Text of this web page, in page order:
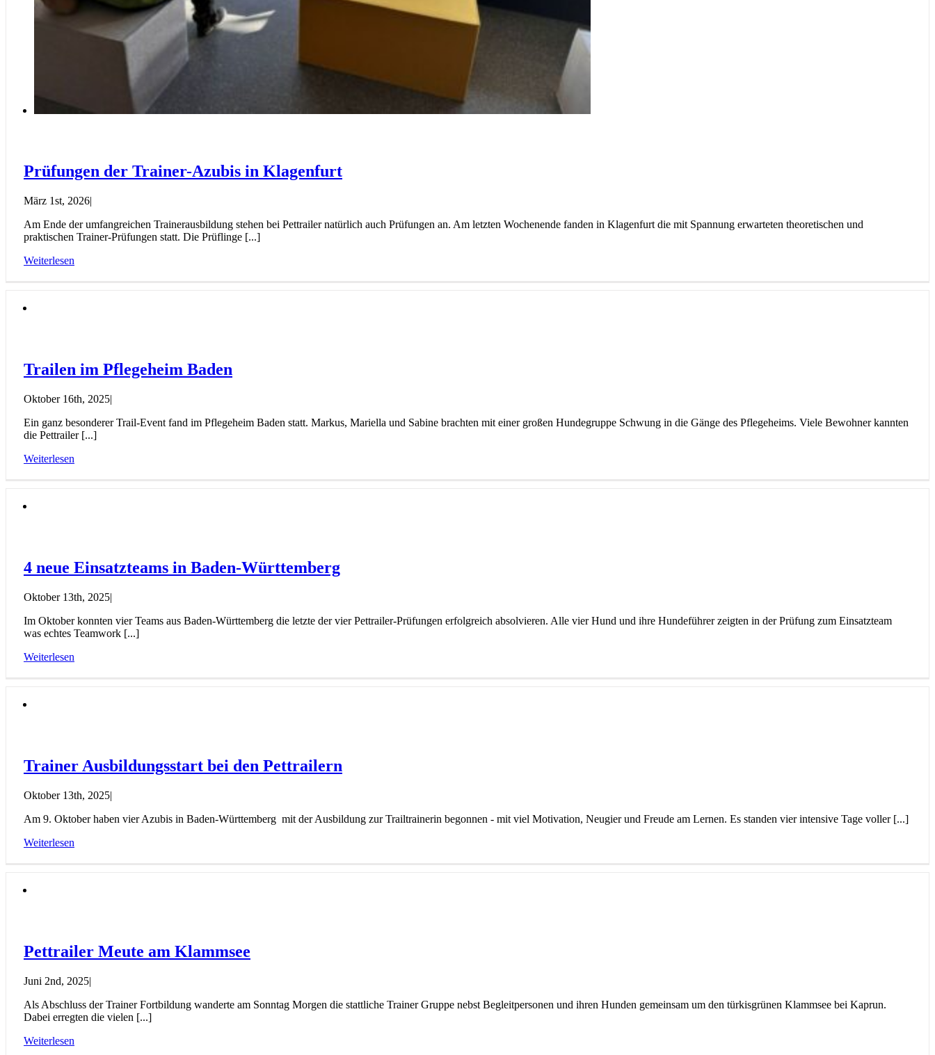
Prüfungen der Trainer-Azubis in Klagenfurt
März 1st, 2026|
Am Ende der umfangreichen Trainerausbildung stehen bei Pettrailer natürlich auch Prüfungen an. Am letzten Wochenende fanden in Klagenfurt die mit Spannung erwarteten theoretischen und
praktischen Trainer-Prüfungen statt. Die Prüflinge [...]
Weiterlesen
Trailen im Pflegeheim Baden
Oktober 16th, 2025|
Ein ganz besonderer Trail-Event fand im Pflegeheim Baden statt. Markus, Mariella und Sabine brachten mit einer großen Hundegruppe Schwung in die Gänge des Pflegeheims. Viele Bewohner kannten
die Pettrailer [...]
Weiterlesen
4 neue Einsatzteams in Baden-Württemberg
Oktober 13th, 2025|
Im Oktober konnten vier Teams aus Baden-Württemberg die letzte der vier Pettrailer-Prüfungen erfolgreich absolvieren. Alle vier Hund und ihre Hundeführer zeigten in der Prüfung zum Einsatzteam
was echtes Teamwork [...]
Weiterlesen
Trainer Ausbildungsstart bei den Pettrailern
Oktober 13th, 2025|
Am 9. Oktober haben vier Azubis in Baden-Württemberg mit der Ausbildung zur Trailtrainerin begonnen - mit viel Motivation, Neugier und Freude am Lernen. Es standen vier intensive Tage voller [...]
Weiterlesen
Pettrailer Meute am Klammsee
Juni 2nd, 2025|
Als Abschluss der Trainer Fortbildung wanderte am Sonntag Morgen die stattliche Trainer Gruppe nebst Begleitpersonen und ihren Hunden gemeinsam um den türkisgrünen Klammsee bei Kaprun.
Dabei erregten die vielen [...]
Weiterlesen